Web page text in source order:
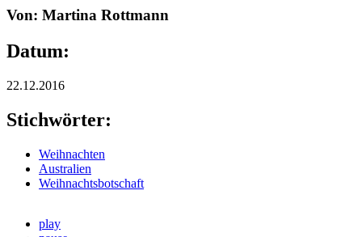
Von: Martina Rottmann
Datum:
22.12.2016
Stichwörter:
Weihnachten
Australien
Weihnachtsbotschaft
play